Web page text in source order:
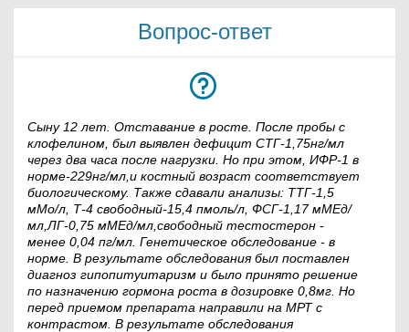
Вопрос-ответ
Сыну 12 лет. Отставание в росте. После пробы с
клофелином, был выявлен дефицит СТГ-1,75нг/мл
через два часа после нагрузки. Но при этом, ИФР-1 в
норме-229нг/мл,и костный возраст соответствует
биологическому. Также сдавали анализы: ТТГ-1,5
мМо/л, Т-4 свободный-15,4 пмоль/л, ФСГ-1,17 мМЕд/
мл,ЛГ-0,75 мМЕд/мл,свободный тестостерон -
менее 0,04 пг/мл. Генетическое обследование - в
норме. В результате обследования был поставлен
диагноз гипопитуитаризм и было принято решение
по назначению гормона роста в дозировке 0,8мг. Но
перед приемом препарата направили на МРТ с
контрастом. В результате обследования